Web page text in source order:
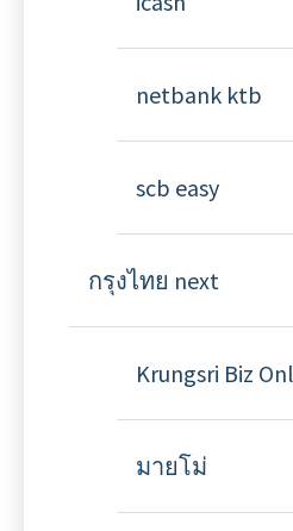
netbank ktb
scb easy
กรุงไทย next
Krungsri Biz
มายโม่